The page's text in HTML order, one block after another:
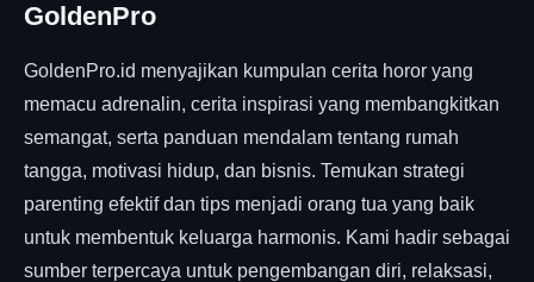
GoldenPro
GoldenPro.id menyajikan kumpulan cerita horor yang
memacu adrenalin, cerita inspirasi yang membangkitkan
semangat, serta panduan mendalam tentang rumah
tangga, motivasi hidup, dan bisnis. Temukan strategi
parenting efektif dan tips menjadi orang tua yang baik
untuk membentuk keluarga harmonis. Kami hadir sebagai
sumber terpercaya untuk pengembangan diri, relaksasi,